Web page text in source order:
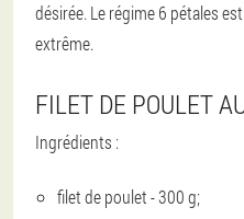
désirée. Le régime 6 pétales
extrême.
FILET DE POULET
Ingrédients :
filet de poulet - 300 g;